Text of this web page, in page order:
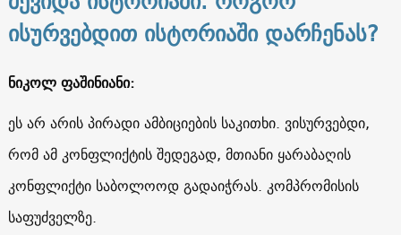
ისურვებდით ისტორიაში დარჩენას?
ნიკოლ ფაშინიანი:
ეს არ არის პირადი ამბიციების საკითხი. ვისურვებდი,
რომ ამ კონფლიქტის შედეგად, მთიანი ყარაბაღის
კონფლიქტი საბოლოოდ გადაიჭრას. კომპრომისის
საფუძველზე.